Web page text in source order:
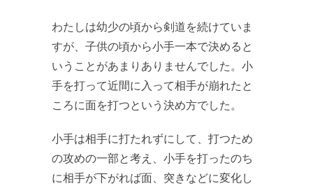
わたしは幼少の頃から剣道を続けていま
すが、子供の頃から小手一本で決めると
いうことがあまりありませんでした。小
手を打って近間に入って相手が崩れたと
ころに面を打つという決め方でした。
小手は相手に打たれずにして、打つため
の攻めの一部と考え、小手を打ったのち
に相手が下がれば面、突きなどに変化し